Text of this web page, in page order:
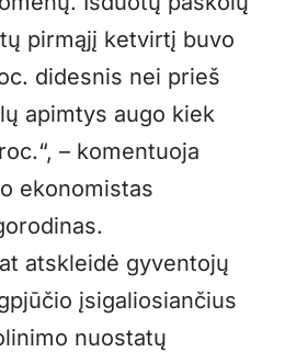
pirmąjį ketvirtį buvo
didesnis nei prieš
apimtys augo kiek
– komentuoja
ekonomistas
atskleidė gyventojų
įsigaliosiančius
nuostatų